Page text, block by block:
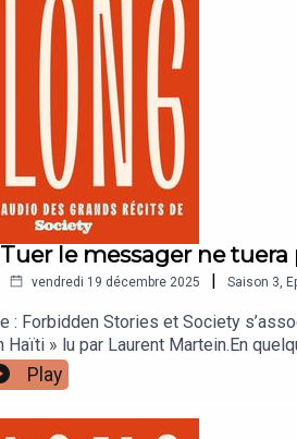
le messager ne
vendredi 19 décembre 2025 | Saison 3
: Forbidden Stories et Society
Haïti » lu par Laurent Martein.En
d’un notable violent et
crasses, lui et ses hommes de
Play